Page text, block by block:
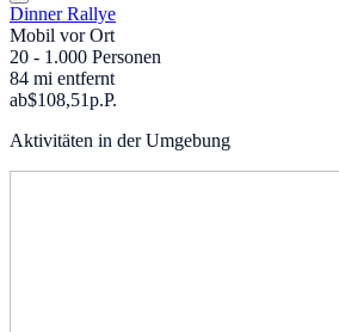
Dinner Rallye
Mobil vor Ort
20 - 1.000 Personen
84 mi entfernt
ab$108,51p.P.
Aktivitäten in der Umgebung